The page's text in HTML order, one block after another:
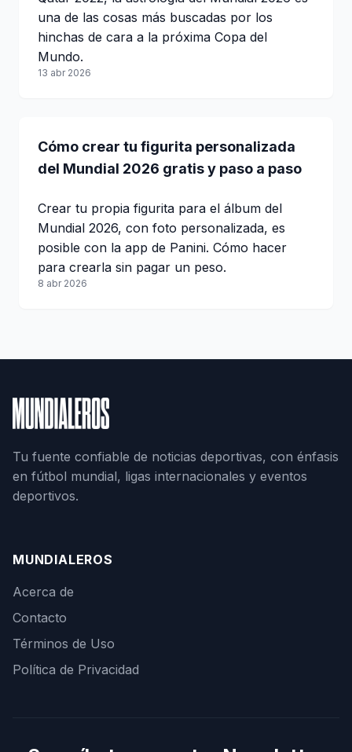
una de las cosas más buscadas por los
hinchas de cara a la próxima Copa del
Mundo.
13 abr 2026
Cómo crear tu figurita personalizada
del Mundial 2026 gratis y paso a paso
Crear tu propia figurita para el álbum del
Mundial 2026, con foto personalizada, es
posible con la app de Panini. Cómo hacer
para crearla sin pagar un peso.
8 abr 2026
Tu fuente confiable de noticias deportivas, con énfasis
en fútbol mundial, ligas internacionales y eventos
deportivos.
MUNDIALEROS
Acerca de
Contacto
Términos de Uso
Política de Privacidad